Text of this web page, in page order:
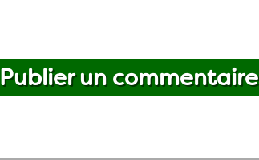
Publier un commentaire